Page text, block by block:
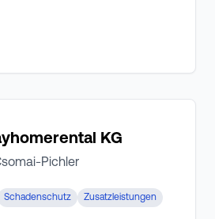
KG
Pichler
Schadenschutz Zusatzleistungen